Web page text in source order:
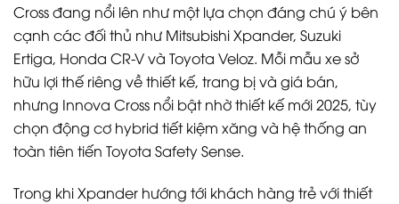
Cross đang nổi lên như một lựa chọn đáng chú ý bên
cạnh các đối thủ như Mitsubishi Xpander, Suzuki
Ertiga, Honda CR-V và Toyota Veloz. Mỗi mẫu xe sở
hữu lợi thế riêng về thiết kế, trang bị và giá bán,
nhưng Innova Cross nổi bật nhờ thiết kế mới 2025, tùy
chọn động cơ hybrid tiết kiệm xăng và hệ thống an
toàn tiên tiến Toyota Safety Sense.
Trong khi Xpander hướng tới khách hàng trẻ với thiết